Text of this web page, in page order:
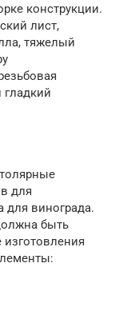
конструкции.
лист,
тяжелый
для
для винограда.
быть